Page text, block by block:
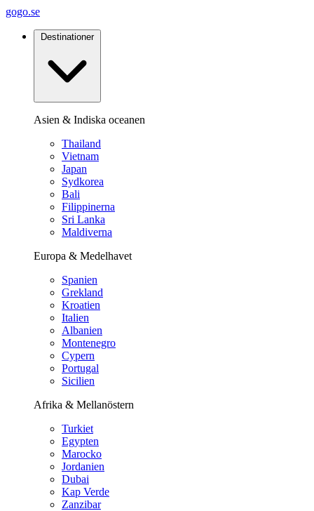
gogo.se
Destinationer
Asien & Indiska oceanen
Thailand
Vietnam
Japan
Sydkorea
Bali
Filippinerna
Sri Lanka
Maldiverna
Europa & Medelhavet
Spanien
Grekland
Kroatien
Italien
Albanien
Montenegro
Cypern
Portugal
Sicilien
Afrika & Mellanöstern
Turkiet
Egypten
Marocko
Jordanien
Dubai
Kap Verde
Zanzibar